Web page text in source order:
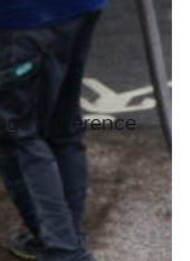
adhérence